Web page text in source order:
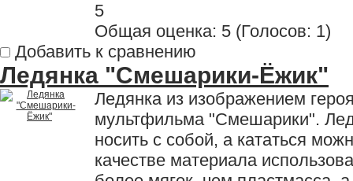
5
Общая оценка: 5 (Голосов: 1)
Добавить к сравнению
Ледянка "Смешарики-Ёжик"
Ледянка из изображением
мультфильма "Смешарики".
носить с собой, а кататься
качестве материала